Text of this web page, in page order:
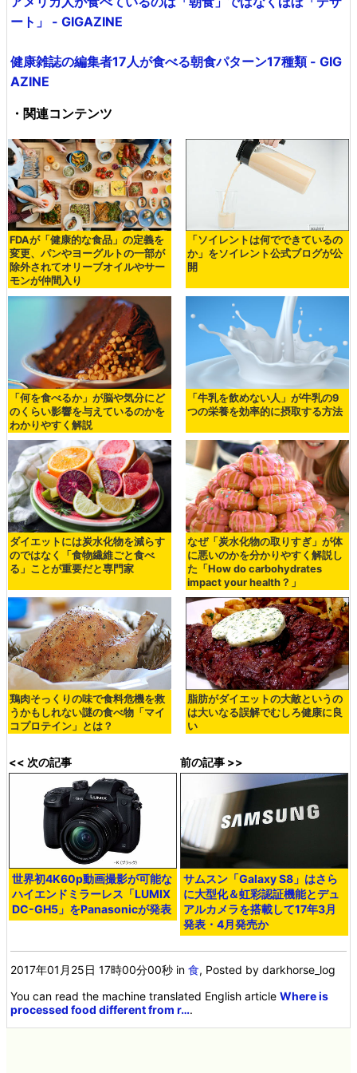
ート」 - GIGAZINE
健康雑誌の編集者17人が食べる朝食パターン17種類 - GIG
AZINE
・関連コンテンツ
FDAが「健康的な食品」の定義を
変更、パンやヨーグルトの一部が
除外されてオリーブオイルやサー
モンが仲間入り
「ソイレントは何でできているの
か」をソイレント公式ブログが公
開
「何を食べるか」が脳や気分にど
のくらい影響を与えているのかを
わかりやすく解説
「牛乳を飲めない人」が牛乳の9
つの栄養を効率的に摂取する方法
ダイエットには炭水化物を減らす
のではなく「食物繊維ごと食べ
る」ことが重要だと専門家
なぜ「炭水化物の取りすぎ」が体
に悪いのかを分かりやすく解説し
た「How do carbohydrates
impact your health？」
鶏肉そっくりの味で食料危機を救
うかもしれない謎の食べ物「マイ
コプロテイン」とは？
脂肪がダイエットの大敵というの
は大いなる誤解でむしろ健康に良
い
<< 次の記事
世界初4K60p動画撮影が可能な
ハイエンドミラーレス「LUMIX
DC-GH5」をPanasonicが発表
前の記事 >>
サムスン「Galaxy S8」はさら
に大型化＆虹彩認証機能とデュ
アルカメラを搭載して17年3月
発表・4月発売か
2017年01月25日 17時00分00秒 in食, Posted by darkhorse_log
You can read the machine translated English articleWhere is
processed food different from r….